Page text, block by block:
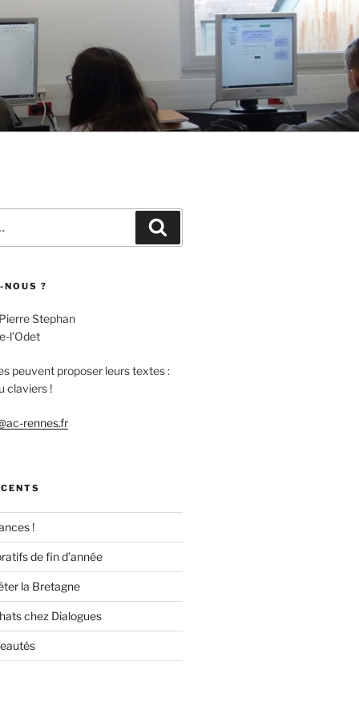
?
Stephan
l’Odet
peuvent proposer leurs textes :
claviers !
rennes.fr
!
de fin d’année
la Bretagne
chez Dialogues